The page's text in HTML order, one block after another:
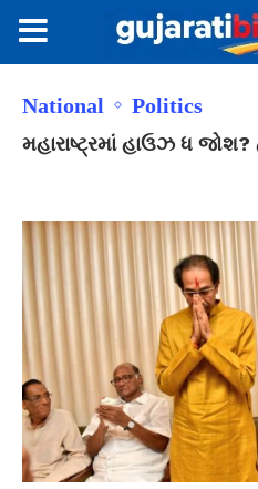
National Politics
મહારાષ્ટ્રમાં હાઉઝ ધ જોશ?